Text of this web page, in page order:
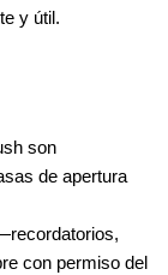
y útil.
son
de apertura
con permiso del